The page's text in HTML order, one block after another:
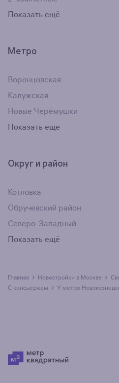
Показать ещё
Метро
Воронцовская
Калужская
Новые Черёмушки
Показать ещё
Округ и район
Котловка
Обручевский район
Северо-Западный
Показать ещё
Главная › Новостройки в Москве ›
с консьержем › у метро